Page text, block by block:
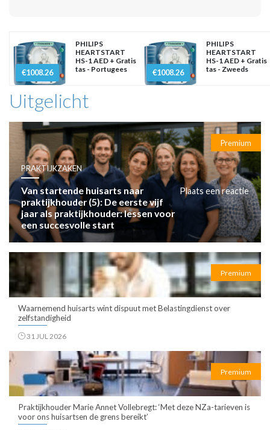
€1008.26
PHILIPS
HEARTSTART
HS-1 AED + Gratis
tas - Portugees
€1008.26
PHILIPS
HEARTSTART
HS-1 AED + Gratis
tas - Zweeds
Uitgelicht
Premium
PRAKTIJKZAKEN
Van startende huisarts naar
praktijkhouder (5): De eerste vijf
jaar als praktijkhouder: lessen voor
een succesvolle start
Plaats een reactie
Premium
Waarnemend huisarts wint dispuut met Belastingdienst over
zelfstandigheid
31 JUL 2026
Premium
Praktijkhouder Marie Annet Vollebregt: ‘Met deze NZa-tarieven is
voor ons huisartsen de grens bereikt’